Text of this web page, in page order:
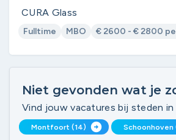
CURA Glass
Fulltime MBO € 2600 - € 2800
Niet gevonden wat je
Vind jouw vacatures bij steden
Montfoort (14) arrow_circle_right Schoonhoven